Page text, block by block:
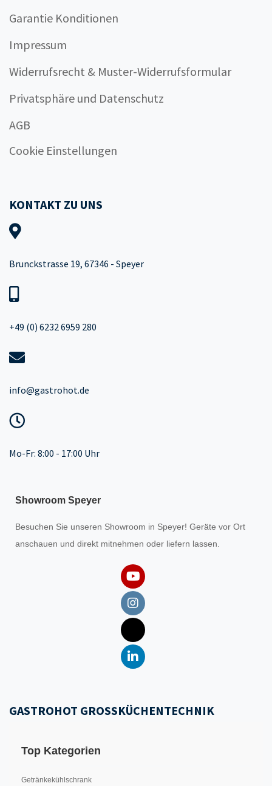
Garantie Konditionen
Impressum
Widerrufsrecht & Muster-Widerrufsformular
Privatsphäre und Datenschutz
AGB
Cookie Einstellungen
KONTAKT ZU UNS
Brunckstrasse 19, 67346 - Speyer
+49 (0) 6232 6959 280
info@gastrohot.de
Mo-Fr: 8:00 - 17:00 Uhr
Showroom Speyer
Besuchen Sie unseren Showroom in Speyer! Geräte vor Ort
anschauen und direkt mitnehmen oder liefern lassen.
GASTROHOT GROSSKÜCHENTECHNIK
Top Kategorien
Getränkekühlschrank